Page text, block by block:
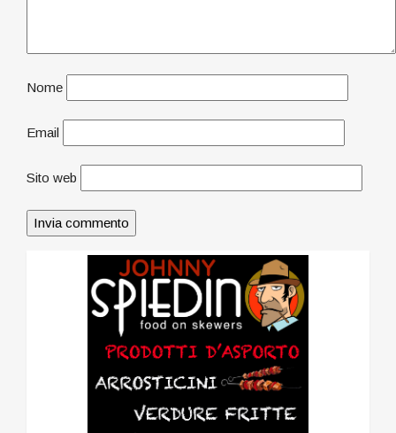
Nome
Email
Sito web